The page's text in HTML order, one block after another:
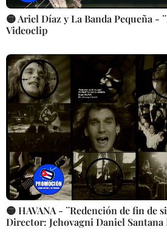
🟡 Ariel Díaz y La Banda Pequeña -
Videoclip
🟡 HAVANA - ¨Redención de fin de
Director: Jehovagni Daniel Santana